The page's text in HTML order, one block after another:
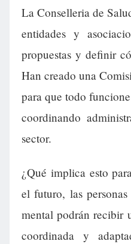
La Conselleria de
entidades y
propuestas y definir
Han creado una
para que todo
coordinando
sector.
¿Qué implica esto
el futuro, las
mental podrán recibir
coordinada y